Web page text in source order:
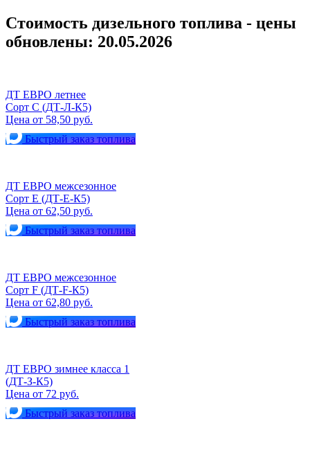
Стоимость дизельного топлива - цены
обновлены: 20.05.2026
ДТ ЕВРО летнее
Сорт С (ДТ-Л-К5)
Цена от 58,50 руб.
Быстрый заказ топлива
ДТ ЕВРО межсезонное
Сорт Е (ДТ-Е-К5)
Цена от 62,50 руб.
Быстрый заказ топлива
ДТ ЕВРО межсезонное
Сорт F (ДТ-F-К5)
Цена от 62,80 руб.
Быстрый заказ топлива
ДТ ЕВРО зимнее класса 1
(ДТ-З-К5)
Цена от 72 руб.
Быстрый заказ топлива